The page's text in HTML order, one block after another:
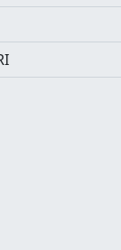
DB Wi-Fi
au fost
ce
are el